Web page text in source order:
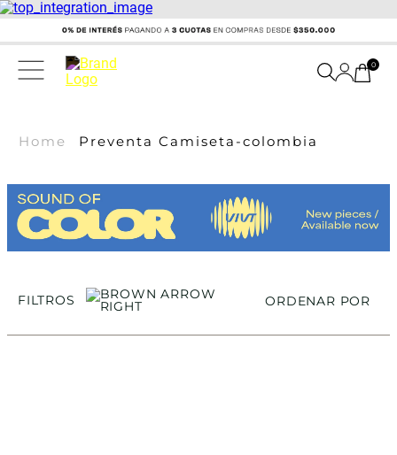
0
Home Preventa Camiseta-colombia
FILTROS ORDENAR POR